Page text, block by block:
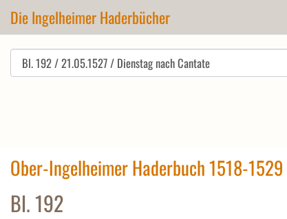
Die Ingelheimer Haderbücher
Ober-Ingelheimer Haderbuch 1518-1529
Bl. 192